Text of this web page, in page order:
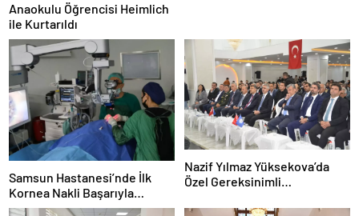
Anaokulu Öğrencisi Heimlich
ile Kurtarıldı
Samsun Hastanesi’nde İlk
Kornea Nakli Başarıyla
Gerçekleşti
Nazif Yılmaz Yüksekova’da
Özel Gereksinimli